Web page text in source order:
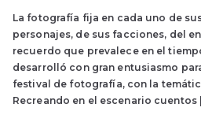
La fotografía fija en cada uno de
personajes, de sus facciones, del
recuerdo que prevalece en el
desarrolló con gran entusiasmo
festival de fotografía, con la
Recreando en el escenario cuentos